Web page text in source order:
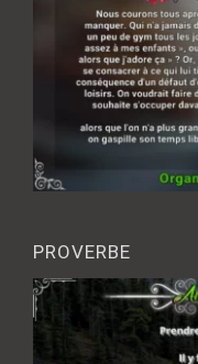
PROVERBE